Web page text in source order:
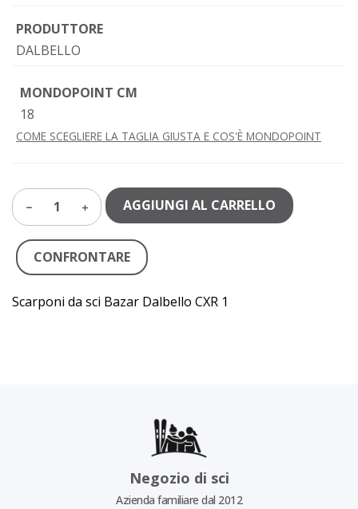
PRODUTTORE
DALBELLO
MONDOPOINT CM
18
COME SCEGLIERE LA TAGLIA GIUSTA E COS'È MONDOPOINT
1 AGGIUNGI AL CARRELLO
CONFRONTARE
Scarponi da sci Bazar Dalbello CXR 1
Negozio di sci
Azienda familiare dal 2012